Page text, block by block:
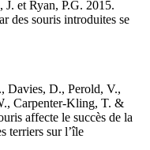
et Ryan, P.G. 2015.
des souris introduites se
Davies, D., Perold, V.,
Carpenter-Kling, T. &
affecte le succès de la
terriers sur l’île